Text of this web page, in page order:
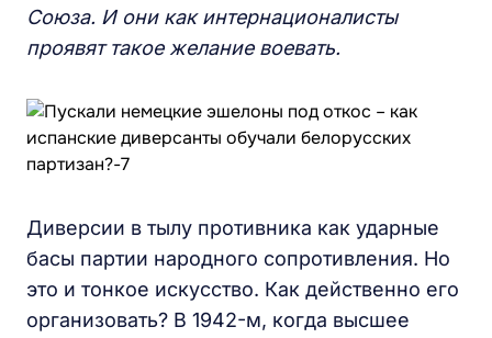
Союза. И они как интернационалисты
проявят такое желание воевать.
Диверсии в тылу противника как ударные
басы партии народного сопротивления. Но
это и тонкое искусство. Как действенно его
организовать? В 1942-м, когда высшее